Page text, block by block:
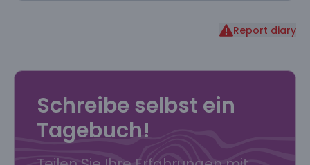
Report diary
Schreibe selbst ein
Tagebuch!